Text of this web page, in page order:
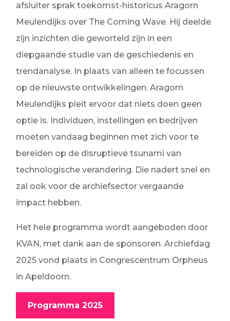
afsluiter sprak toekomst-historicus Aragorn
Meulendijks over The Coming Wave. Hij deelde
zijn inzichten die geworteld zijn in een
diepgaande studie van de geschiedenis en
trendanalyse. In plaats van alleen te focussen
op de nieuwste ontwikkelingen. Aragorn
Meulendijks pleit ervoor dat niets doen geen
optie is. Individuen, instellingen en bedrijven
moeten vandaag beginnen met zich voor te
bereiden op de disruptieve tsunami van
technologische verandering. Die nadert snel en
zal ook voor de archiefsector vergaande
impact hebben.
Het hele programma wordt aangeboden door
KVAN, met dank aan de sponsoren. Archiefdag
2025 vond plaats in Congrescentrum Orpheus
in Apeldoorn.
Programma 2025